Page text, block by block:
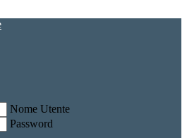
Nome Utente
Password